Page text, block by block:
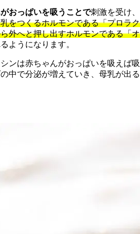
おっぱいを吸うことで刺激を受け、
をつくるホルモンである「プロラク
外へと押し出すホルモンである「オ
ようになります。
ンは赤ちゃんがおっぱいを吸えば吸
中で分泌が増えていき、母乳が出る